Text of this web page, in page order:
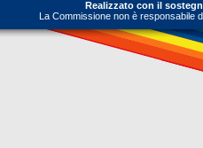
Realizzato con il
La Commissione non è responsabile